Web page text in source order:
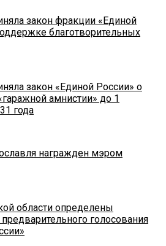
закон фракции «Единой
благотворительных
закон «Единой России» о
амнистии» до 1
года
награжден мэром
области определены
голосования